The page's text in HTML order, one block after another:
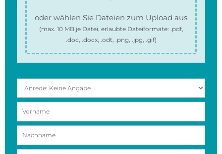
oder wählen Sie Dateien zum Upload aus
(max. 10 MBje Datei, erlaubte Dateiformate: .pdf,
.doc, .docx, .odt, .png, .jpg, .gif)